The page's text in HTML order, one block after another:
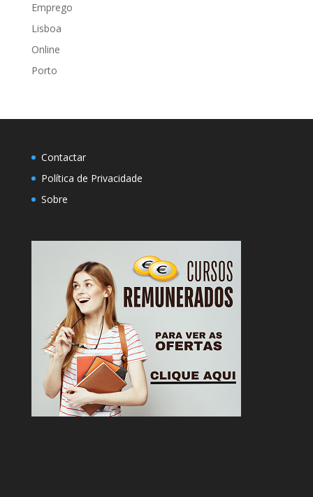
Emprego
Lisboa
Online
Porto
Contactar
Política de Privacidade
Sobre